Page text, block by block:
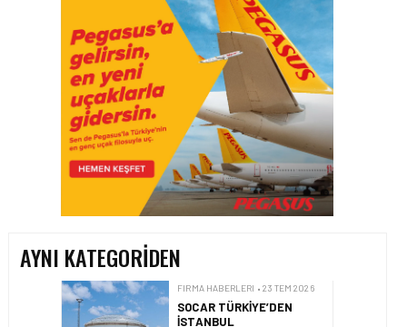
AYNI KATEGORIDEN
FIRMA HABERLERI • 04 AĞU 2026
TAV
HAVALIMANLARI’NDAN
CAPITAL 500 BAŞARISI!
FIRMA HABERLERI • 23 TEM 2026
SOCAR TÜRKIYE’DEN
İSTANBUL
HAVALIMANI’NDA KRITIK
PROJE HAMLESI
HAVACILIK EĞITIMINDE
“ROSETTA TAŞI” DEVRI: